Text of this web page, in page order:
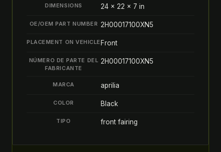
DIMENSIONS 24 × 22 × 7 in
OE/OEM PART NUMBER 2H00017100XN5
PLACEMENT ON VEHICLE Front
NÚMERO DE PARTE DEL
FABRICANTE
2H00017100XN5
MARCA aprilia
COLOR Black
TIPO front fairing